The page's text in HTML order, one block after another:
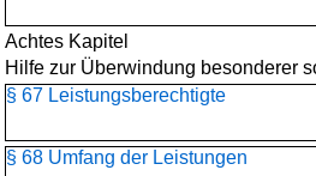
Achtes Kapitel
Hilfe zur Überwindung besonderer
§ 67 Leistungsberechtigte
§ 68 Umfang der Leistungen